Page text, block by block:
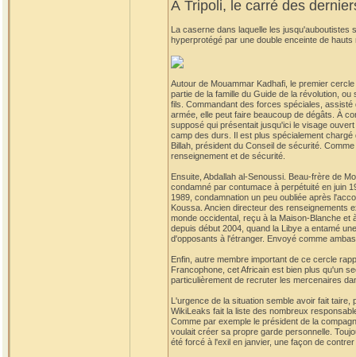
À Tripoli, le carré des
La caserne dans laquelle les jusqu'auboutistes
hyperprotégé par une double enceinte de
Autour de Mouammar Kadhafi, le premier
partie de la famille du Guide de la révolution,
fils. Commandant des forces spéciales,
armée, elle peut faire beaucoup de dégâts. À
supposé qui présentait jusqu'ici le visage
camp des durs. Il est plus spécialement
Billah, président du Conseil de sécurité.
renseignement et de sécurité.
Ensuite, Abdallah al-Senoussi. Beau-frère de
condamné par contumace à perpétuité en juin
1989, condamnation un peu oubliée après
Koussa. Ancien directeur des renseignements
monde occidental, reçu à la Maison-Blanche
depuis début 2004, quand la Libye a entamé
d'opposants à l'étranger. Envoyé comme
Enfin, autre membre important de ce cercle
Francophone, cet Africain est bien plus qu'un
particulièrement de recruter les mercenaires
L'urgence de la situation semble avoir fait
WikiLeaks fait la liste des nombreux
Comme par exemple le président de la
voulait créer sa propre garde personnelle.
été forcé à l'exil en janvier, une façon de